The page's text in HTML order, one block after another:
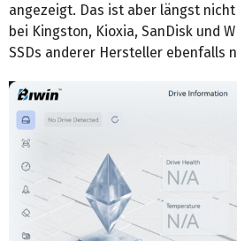
angezeigt. Das ist aber längst
bei Kingston, Kioxia, SanDisk und
SSDs anderer Hersteller ebenfalls